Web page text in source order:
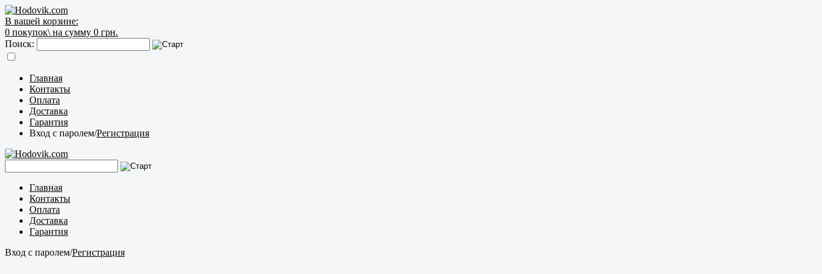
В вашей корзине:
0 покупок\ на сумму 0 грн.
Поиск:
Главная
Контакты
Оплата
Доставка
Гарантия
Вход с паролем/Регистрация
Главная
Контакты
Оплата
Доставка
Гарантия
Вход с паролем/Регистрация